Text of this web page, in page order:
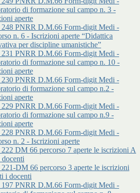
di formazione sul campo n. 3 -
aperte
PNRR D.M.66 Form-digit Medi -
n. 6 - Iscrizioni aperte “Didattica
per discipline umanistiche”
PNRR D.M.66 Form-digit Medi -
di formazione sul campo n. 10 -
aperte
PNRR D.M.66 Form-digit Medi -
di formazione sul campo n.2 -
aperte
PNRR D.M.66 Form-digit Medi -
di formazione sul campo n.9 -
aperte
PNRR D.M.66 Form-digit Medi -
n. 2 - Iscrizioni aperte
DM 66 percorso 7 aperte le iscrizioni A
DM 66 percorso 3 aperte le iscrizioni
i docenti
PNRR D.M.66 Form-digit Medi -